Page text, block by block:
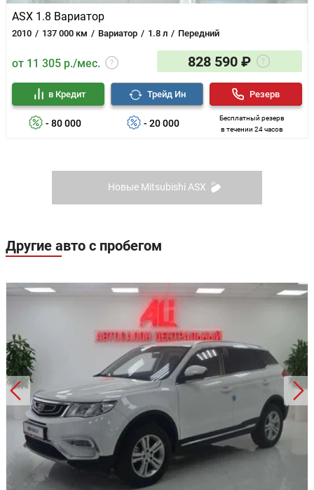
ASX 1.8 Вариатор
2010 137 000 км Вариатор 1.8 л Передний
от 11 305 р./мес. 828 590 ₽
- 80 000
в Кредит
- 20 000
Трейд Ин
Бесплатный резерв
в течении 24 часов
Резерв
Новые Mitsubishi ASX
Другие авто с пробегом